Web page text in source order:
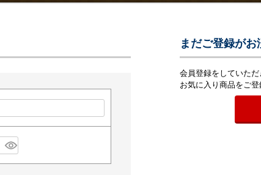
まだご登録が
会員登録をしていた
お気に入り商品をご